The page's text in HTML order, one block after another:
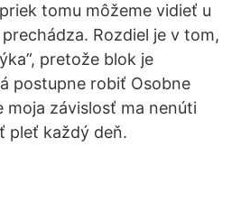
tomu môžeme vidieť u
Rozdiel je v tom,
pretože blok je
postupne robiť Osobne
moja závislosť ma nenúti
pleť každý deň.